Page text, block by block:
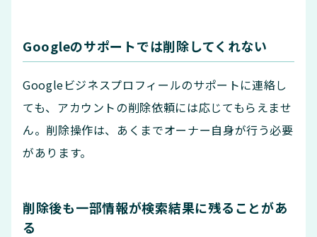
Googleのサポートでは削除してくれない
Googleビジネスプロフィールのサポートに連絡し
ても、アカウントの削除依頼には応じてもらえませ
ん。削除操作は、あくまでオーナー自身が行う必要
があります。
削除後も一部情報が検索結果に残ることがあ
る